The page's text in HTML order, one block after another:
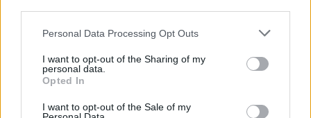
Please note that this website/app uses one or more Google
not limited to your visit or usage behaviour. You may click to
grant or deny consent to Google and its third-party tags to
use your data for below specified purposes in below Google
consent section.
Personal Data Processing Opt Outs
I want to opt-out of the Sharing of my
personal data.
Opted In
I want to opt-out of the Sale of my
POTREBBE INTERESSARTI
Fiumicino, squalo attacca un
5 anni fa